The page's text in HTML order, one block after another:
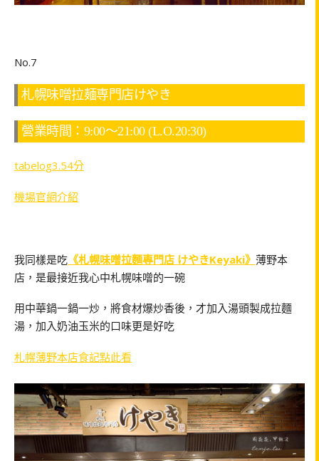
No.7
札幌味噌拉麺専門店けやき
營業時間：9:00～21:00 (L.O.20:30)
tabelog3.54分
機場官網介紹
我同樣是吃 《札幌味噌拉麵專門店 けやきKeyaki》 薄野本
店，是最接近我心中札幌味噌的一碗
用中華鍋一鍋一炒，將食材爆炒香後，才加入湯頭製成拉麵
湯，加入奶油玉米的口味更是好吃
札幌薄野本店食記點此看